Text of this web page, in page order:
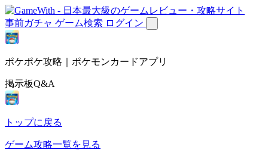
事前ガチャ ゲーム検索 ログイン
ポケポケ攻略｜ポケモンカードアプリ
掲示板Q&A
トップに戻る
ゲーム攻略一覧を見る